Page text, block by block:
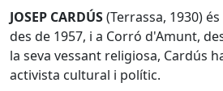
JOSEP CARDÚS(Terrassa, 1930)
des de 1957, i a Corró d'Amunt,
la seva vessant religiosa, Cardús
activista cultural i polític.